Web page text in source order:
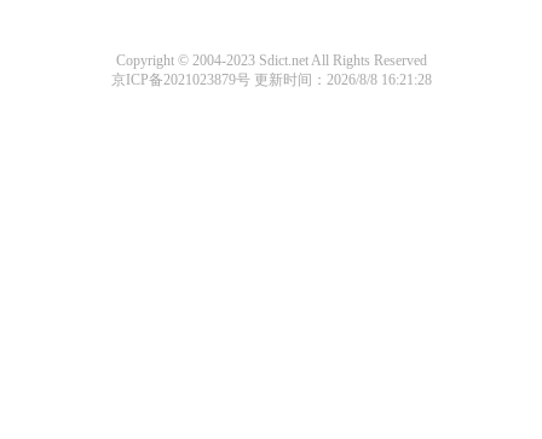
Copyright © 2004-2023 Sdict.net All Rights Reserved
京ICP备2021023879号更新时间：2026/8/8 16:21:28